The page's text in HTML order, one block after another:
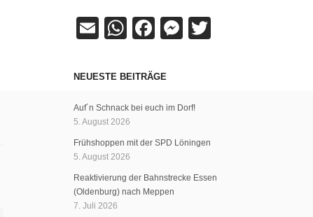
EmailWhatsApp
Facebook
Messenger
NEUESTE BEITRÄGE
Auf´n Schnack bei euch im Dorf!
5. August 2026
Frühshoppen mit der SPD Löningen
5. August 2026
Reaktivierung der Bahnstrecke Essen
(Oldenburg) nach Meppen
7. Juli 2026